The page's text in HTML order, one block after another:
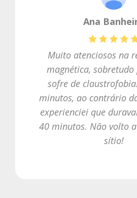
Ana
Muito atenciosos na
magnética,
sofre de
minutos, ao contrário
experienciei que
40 minutos. Não volto
sítio!